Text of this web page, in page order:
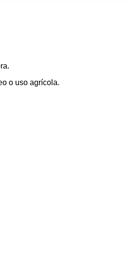
o uso agrícola.